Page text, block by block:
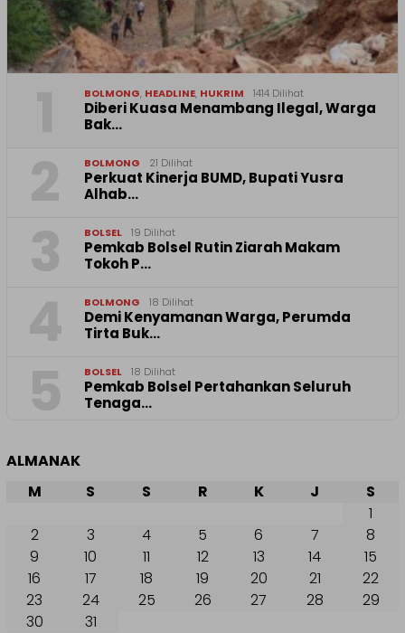
BOLMONG, HEADLINE, HUKRIM 1414 Dilihat
Diberi Kuasa Menambang Ilegal, Warga
Bak…
BOLMONG 21 Dilihat
Perkuat Kinerja BUMD, Bupati Yusra
Alhab…
BOLSEL 19 Dilihat
Pemkab Bolsel Rutin Ziarah Makam
Tokoh P…
BOLMONG 18 Dilihat
Demi Kenyamanan Warga, Perumda
Tirta Buk…
BOLSEL 18 Dilihat
Pemkab Bolsel Pertahankan Seluruh
Tenaga…
ALMANAK
M S S R K J
S
1
2
3 4 5 6 7
8
9
10 11 12 13 14
15
16
17 18 19 20 21
22
23
24 25 26 27 28
29
30
31